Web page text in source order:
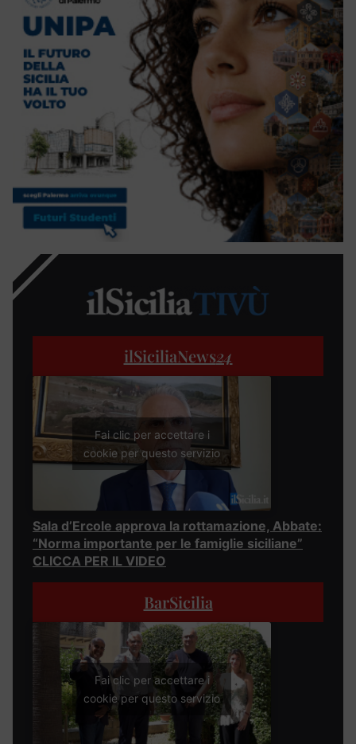
ilSiciliaNews24
Fai clic per accettare i
cookie per questo servizio
Sala d’Ercole approva la rottamazione, Abbate:
“Norma importante per le famiglie siciliane”
CLICCA PER IL VIDEO
BarSicilia
Fai clic per accettare i
cookie per questo servizio